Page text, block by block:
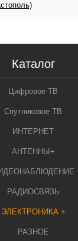
Каталог
Цифровое ТВ
Спутниковое ТВ
ИНТЕРНЕТ
АНТЕННЫ+
РАДИОСВЯЗЬ
ЭЛЕКТРОНИКА +
РАЗНОЕ